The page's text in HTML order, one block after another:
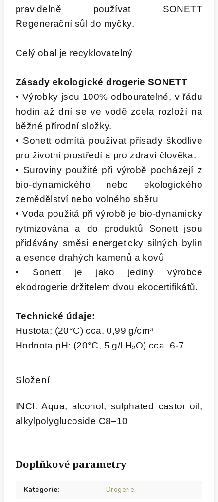
pravidelně používat SONETT
Regenerační sůl do myčky.
Celý obal je recyklovatelný
Zásady ekologické drogerie SONETT
• Výrobky jsou 100% odbouratelné, v řádu
hodin až dní se ve vodě zcela rozloží na
běžné přírodní složky.
• Sonett odmítá používat přísady škodlivé
pro životní prostředí a pro zdraví člověka.
• Suroviny použité při výrobě pocházejí z
bio-dynamického nebo ekologického
zemědělství nebo volného sběru
• Voda použitá při výrobě je bio-dynamicky
rytmizována a do produktů Sonett jsou
přidávány směsi energeticky silných bylin
a esence drahých kamenů a kovů
• Sonett je jako jediný výrobce
ekodrogerie držitelem dvou ekocertifikátů.
Technické údaje:
Hustota: (20°C) cca. 0,99 g/cm³
Hodnota pH: (20°C, 5 g/l H₂O) cca. 6-7
Složení
INCI: Aqua, alcohol, sulphated castor oil,
alkylpolyglucoside C8–10
Doplňkové parametry
Kategorie:
Drogerie